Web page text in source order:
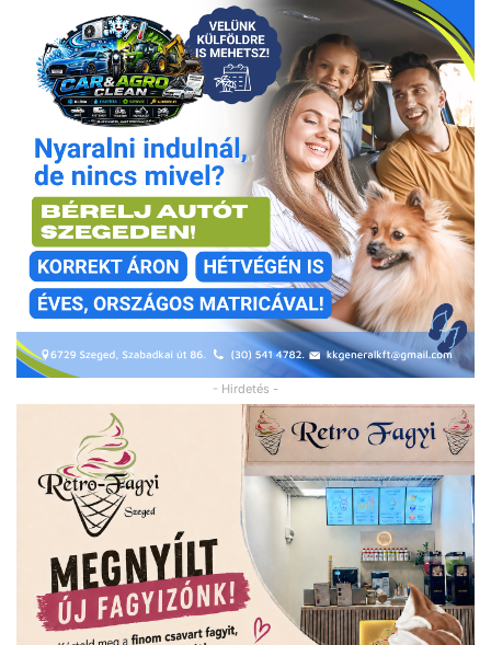
- Hirdetés -